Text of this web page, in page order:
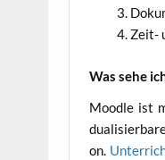
Zeit-
Was sehe
Mood­le ist
on.